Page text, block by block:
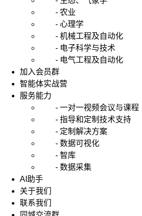
- 农业
- 心理学
- 机械工程及自动化
- 电子科学与技术
- 电气工程及自动化
加入会员群
智能体实战营
服务能力
- 一对一视频会议与课程
- 指导和定制技术支持
- 定制解决方案
- 数据可视化
- 智库
- 数据采集
AI助手
关于我们
联系我们